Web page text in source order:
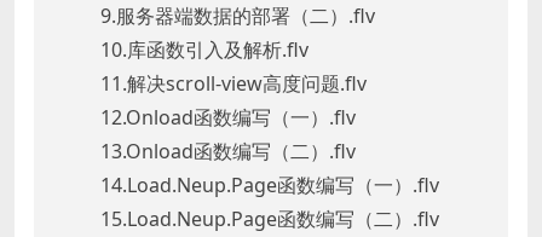
9.服务器端数据的部署（二）.flv
10.库函数引入及解析.flv
11.解决scroll-view高度问题.flv
12.Onload函数编写（一）.flv
13.Onload函数编写（二）.flv
14.Load.Neup.Page函数编写（一）.flv
15.Load.Neup.Page函数编写（二）.flv